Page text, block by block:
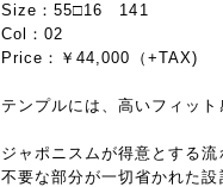
Size：55□16 141
Col：02
Price：￥44,000（+TAX)
テンプルには、高いフィッ
ジャポニスムが得意とする
不要な部分が一切省かれた設